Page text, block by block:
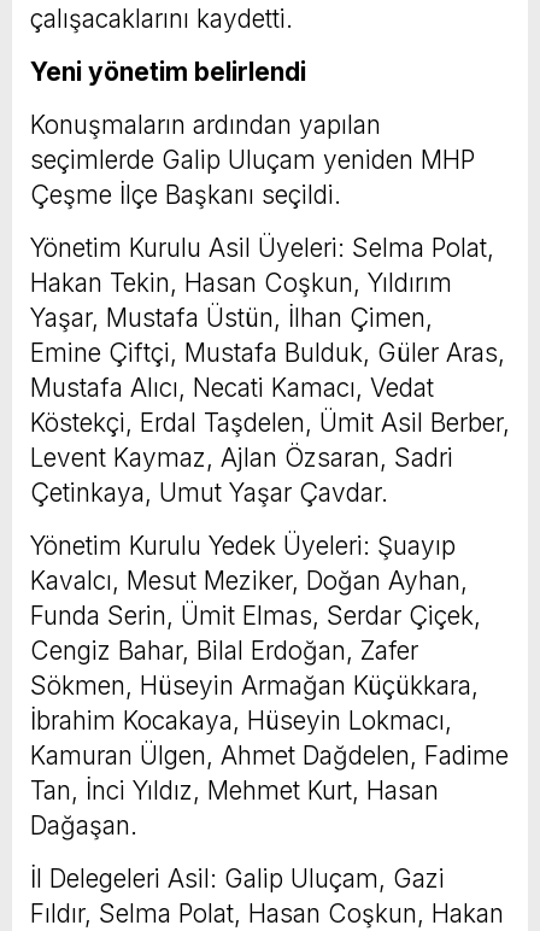
çalışacaklarını kaydetti.
Yeni yönetim belirlendi
Konuşmaların ardından yapılan
seçimlerde Galip Uluçam yeniden MHP
Çeşme İlçe Başkanı seçildi.
Yönetim Kurulu Asil Üyeleri: Selma Polat,
Hakan Tekin, Hasan Coşkun, Yıldırım
Yaşar, Mustafa Üstün, İlhan Çimen,
Emine Çiftçi, Mustafa Bulduk, Güler Aras,
Mustafa Alıcı, Necati Kamacı, Vedat
Köstekçi, Erdal Taşdelen, Ümit Asil Berber,
Levent Kaymaz, Ajlan Özsaran, Sadri
Çetinkaya, Umut Yaşar Çavdar.
Yönetim Kurulu Yedek Üyeleri: Şuayıp
Kavalcı, Mesut Meziker, Doğan Ayhan,
Funda Serin, Ümit Elmas, Serdar Çiçek,
Cengiz Bahar, Bilal Erdoğan, Zafer
Sökmen, Hüseyin Armağan Küçükkara,
İbrahim Kocakaya, Hüseyin Lokmacı,
Kamuran Ülgen, Ahmet Dağdelen, Fadime
Tan, İnci Yıldız, Mehmet Kurt, Hasan
Dağaşan.
İl Delegeleri Asil: Galip Uluçam, Gazi
Fıldır, Selma Polat, Hasan Coşkun, Hakan